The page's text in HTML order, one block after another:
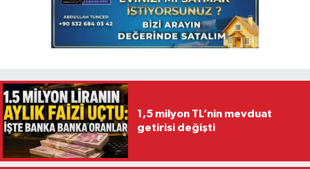
1,5 milyon TL’nin mevduat
getirisi değişti